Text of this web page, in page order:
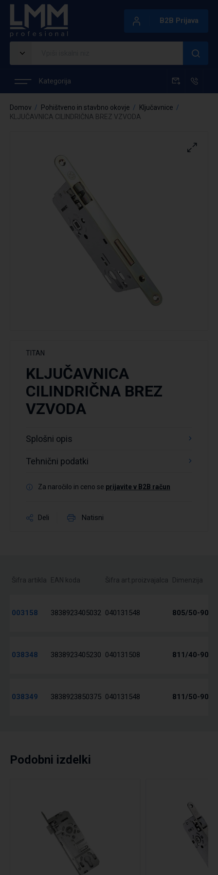
B2B Prijava
Kategorija
Domov Pohištveno in stavbno okovje
Ključavnice
KLJUČAVNICA CILINDRIČNA BREZ VZVODA
TITAN
KLJUČAVNICA
CILINDRIČNA BREZ
VZVODA
Splošni opis
Tehnični podatki
Za naročilo in ceno se prijavite v B2B račun
Deli Natisni
Šifra artikla EAN koda Šifra art.proizvajalca Dimenzija
003158 3838923405032 040131548 805/50-90 L
038348 3838923405230 040131508 811/40-90 L
038349 3838923850375 040131548 811/50-90 L
Podobni izdelki